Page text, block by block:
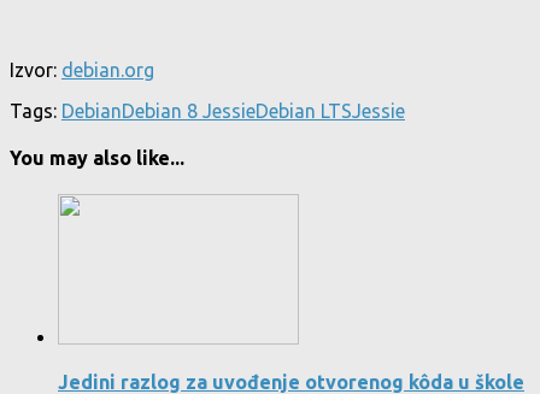
Izvor: debian.org
Tags: DebianDebian 8 JessieDebian LTSJessie
You may also like...
Jedini razlog za uvođenje otvorenog kôda u škole